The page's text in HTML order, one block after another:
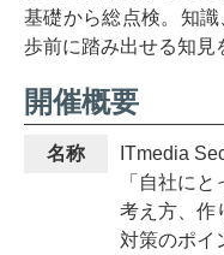
基礎から総点検。知
歩前に踏み出せる知見
開催概要
名称
ITmedia
「自社に
考え方、作
対策のポイ